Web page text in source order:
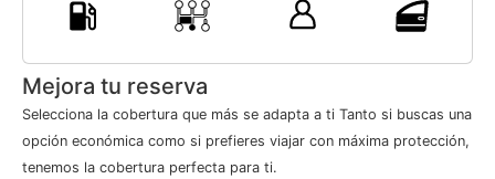
Mejora tu reserva
Selecciona la cobertura que más se adapta a ti Tanto si buscas una
opción económica como si prefieres viajar con máxima protección,
tenemos la cobertura perfecta para ti.